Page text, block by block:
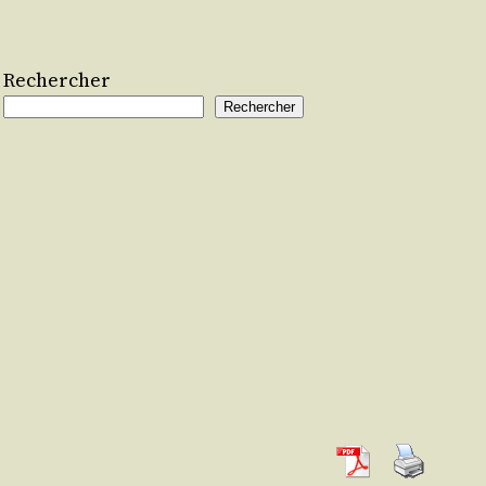
Rechercher
Rechercher